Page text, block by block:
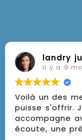
landry
il y a 9
Voilà un des
puisse s'offrir.
accompagne
écoute, une